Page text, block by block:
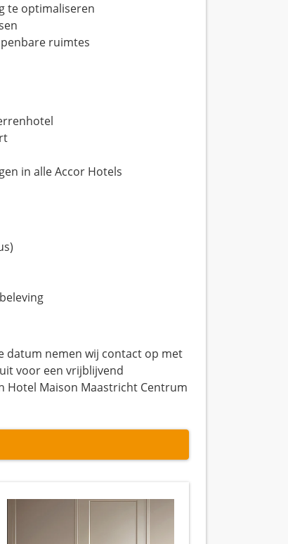
te optimaliseren
ruimtes
in alle Accor Hotels
datum nemen wij contact op met
voor een vrijblijvend
Hotel Maison Maastricht Centrum